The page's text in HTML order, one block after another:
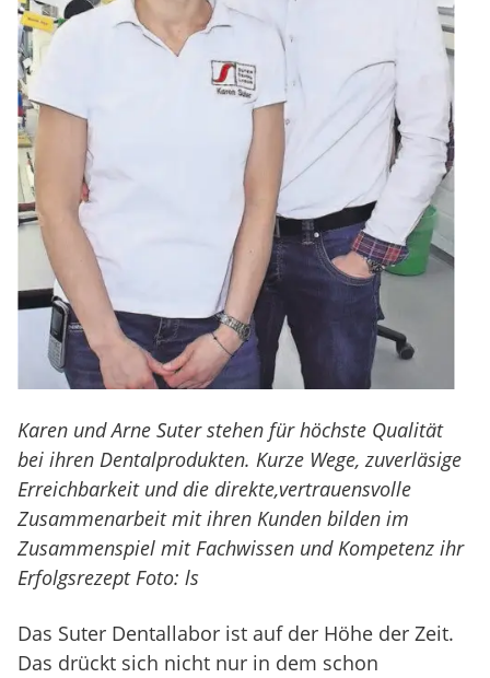
Karen und Arne Suter stehen für höchste Qualität
bei ihren Dentalprodukten. Kurze Wege, zuverläsige
Erreichbarkeit und die direkte,vertrauensvolle
Zusammenarbeit mit ihren Kunden bilden im
Zusammenspiel mit Fachwissen und Kompetenz ihr
Erfolgsrezept Foto: ls
Das Suter Dentallabor ist auf der Höhe der Zeit.
Das drückt sich nicht nur in dem schon